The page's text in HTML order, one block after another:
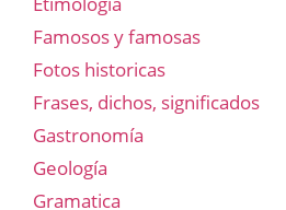
Famosos y famosas
Fotos historicas
Frases, dichos, significados
Gastronomía
Geología
Gramatica